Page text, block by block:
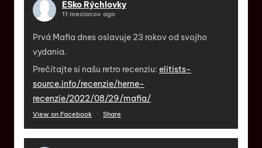
ESko Rýchlovky
11 mesiacov ago
Prvá Mafia dnes oslavuje 23 rokov od svojho
vydania.
Prečítajte si našu retro recenziu: elitists-
source.info/recenzie/herne-
recenzie/2022/08/29/mafia/
View on Facebook · Share